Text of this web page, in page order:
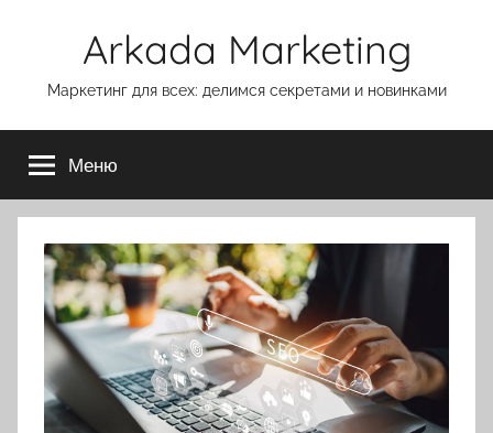
Arkada Marketing
Маркетинг для всех: делимся секретами и новинками
Меню